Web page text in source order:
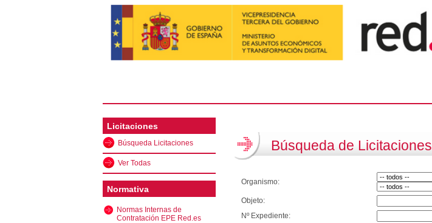
Licitaciones
Búsqueda Licitaciones
Ver Todas
Normativa
Normas Internas de
Contratación EPE Red.es
Búsqueda de Licitaciones
Organismo:
Objeto:
Nº Expediente: